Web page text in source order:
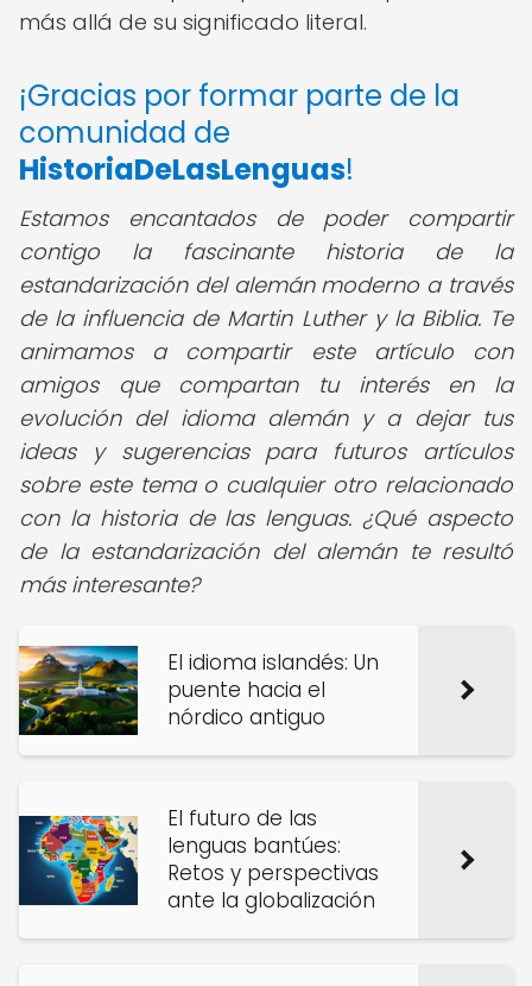
más allá de su significado literal.
¡Gracias por formar parte de la
comunidad de
HistoriaDeLasLenguas!
Estamos encantados de poder compartir
contigo la fascinante historia de la
estandarización del alemán moderno a través
de la influencia de Martin Luther y la Biblia. Te
animamos a compartir este artículo con
amigos que compartan tu interés en la
evolución del idioma alemán y a dejar tus
ideas y sugerencias para futuros artículos
sobre este tema o cualquier otro relacionado
con la historia de las lenguas. ¿Qué aspecto
de la estandarización del alemán te resultó
más interesante?
El idioma islandés: Un
puente hacia el
nórdico antiguo
El futuro de las
lenguas bantúes:
Retos y perspectivas
ante la globalización